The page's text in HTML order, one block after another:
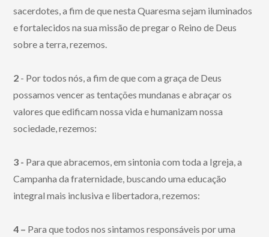
sacerdotes, a fim de que nesta Quaresma sejam iluminados
e fortalecidos na sua missão de pregar o Reino de Deus
sobre a terra, rezemos.
2 - Por todos nós, a fim de que com a graça de Deus
possamos vencer as tentações mundanas e abraçar os
valores que edificam nossa vida e humanizam nossa
sociedade, rezemos:
3 - Para que abracemos, em sintonia com toda a Igreja, a
Campanha da fraternidade, buscando uma educação
integral mais inclusiva e libertadora, rezemos:
4 – Para que todos nos sintamos responsáveis por uma